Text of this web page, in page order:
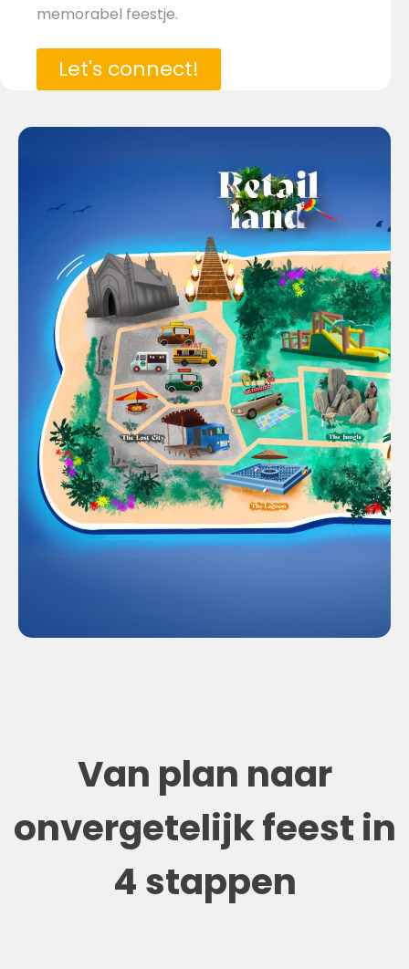
memorabel feestje.
Let's connect!
Van plan naar
onvergetelijk feest in
4 stappen